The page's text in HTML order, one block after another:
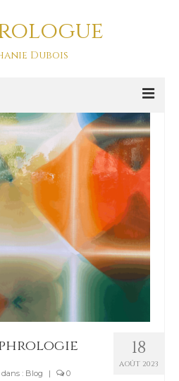
Dubois
ASD
La Baule
c’est quoi ?
18
AOÛT 2023
dans : Blog | 0